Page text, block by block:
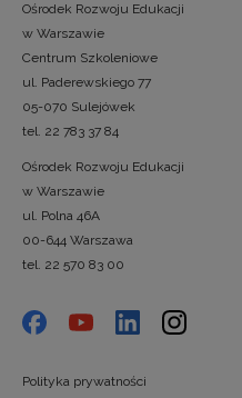
Ośrodek Rozwoju Edukacji
w Warszawie
Centrum Szkoleniowe
ul. Paderewskiego 77
05-070 Sulejówek
tel. 22 783 37 84
Ośrodek Rozwoju Edukacji
w Warszawie
ul. Polna 46A
00-644 Warszawa
tel. 22 570 83 00
Polityka prywatności